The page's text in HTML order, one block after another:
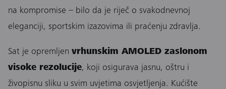
na kompromise – bilo da je riječ o svakodnevnoj
eleganciji, sportskim izazovima ili praćenju zdravlja.
Sat je opremljen vrhunskim AMOLED zaslonom
visoke rezolucije, koji osigurava jasnu, oštru i
živopisnu sliku u svim uvjetima osvjetljenja. Kućište